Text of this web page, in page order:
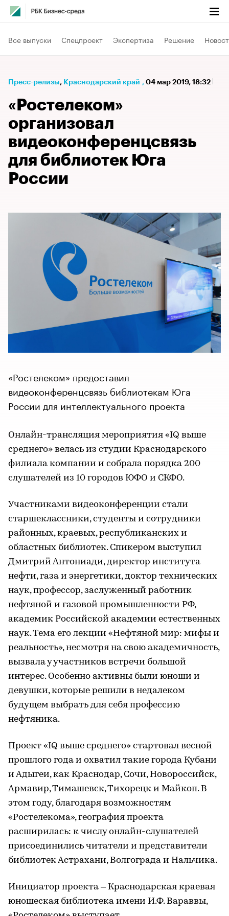
Все выпуски Спецпроект Экспертиза Решение
Пресс-релизы⁠, Краснодарский край , 04 мар 2019, 18:32
«Ростелеком»
организовал
видеоконференцсвязь
для библиотек Юга
России
«Ростелеком» предоставил
видеоконференцсвязь библиотекам Юга
России для интеллектуального проекта
Онлайн-трансляция мероприятия «IQ выше
среднего» велась из студии Краснодарского
филиала компании и собрала порядка 200
слушателей из 10 городов ЮФО и СКФО.
Участниками видеоконференции стали
старшеклассники, студенты и сотрудники
районных, краевых, республиканских и
областных библиотек. Спикером выступил
Дмитрий Антониади, директор института
нефти, газа и энергетики, доктор технических
наук, профессор, заслуженный работник
нефтяной и газовой промышленности РФ,
академик Российской академии естественных
наук. Тема его лекции «Нефтяной мир: мифы и
реальность», несмотря на свою академичность,
вызвала у участников встречи большой
интерес. Особенно активны были юноши и
девушки, которые решили в недалеком
будущем выбрать для себя профессию
нефтяника.
Проект «IQ выше среднего» стартовал весной
прошлого года и охватил такие города Кубани
и Адыгеи, как Краснодар, Сочи, Новороссийск,
Армавир, Тимашевск, Тихорецк и Майкоп. В
этом году, благодаря возможностям
«Ростелекома», география проекта
расширилась: к числу онлайн-слушателей
присоединились читатели и представители
библиотек Астрахани, Волгограда и Нальчика.
Инициатор проекта – Краснодарская краевая
юношеская библиотека имени И.Ф. Вараввы,